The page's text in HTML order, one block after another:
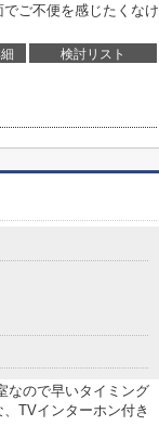
ご不便を感じたくなけ
検討リスト
なので早いタイミング
TVインターホン付き